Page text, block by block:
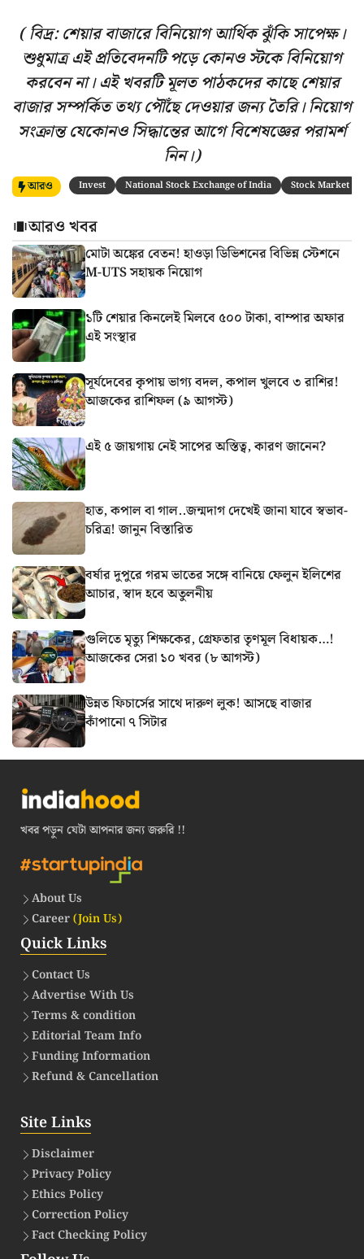
( বিদ্র: শেয়ার বাজারে বিনিয়োগ আর্থিক ঝুঁকি সাপেক্ষ।
শুধুমাত্র এই প্রতিবেদনটি পড়ে কোনও স্টকে বিনিয়োগ
করবেন না। এই খবরটি মূলত পাঠকদের কাছে শেয়ার
বাজার সম্পর্কিত তথ্য পৌঁছে দেওয়ার জন্য তৈরি। নিয়োগ
সংক্রান্ত যেকোনও সিদ্ধান্তের আগে বিশেষজ্ঞের পরামর্শ
নিন।)
আরও Invest National Stock Exchange of India Stock Market
আরও খবর
মোটা অঙ্কের বেতন! হাওড়া ডিভিশনের বিভিন্ন স্টেশনে
M-UTS সহায়ক নিয়োগ
১টি শেয়ার কিনলেই মিলবে ৫০০ টাকা, বাম্পার অফার
এই সংস্থার
সূর্যদেবের কৃপায় ভাগ্য বদল, কপাল খুলবে ৩ রাশির!
আজকের রাশিফল (৯ আগস্ট)
এই ৫ জায়গায় নেই সাপের অস্তিত্ব, কারণ জানেন?
হাত, কপাল বা গাল..জন্মদাগ দেখেই জানা যাবে স্বভাব-
চরিত্র! জানুন বিস্তারিত
বর্ষার দুপুরে গরম ভাতের সঙ্গে বানিয়ে ফেলুন ইলিশের
আচার, স্বাদ হবে অতুলনীয়
গুলিতে মৃত্যু শিক্ষকের, গ্রেফতার তৃণমূল বিধায়ক…!
আজকের সেরা ১০ খবর (৮ আগস্ট)
উন্নত ফিচার্সের সাথে দারুণ লুক! আসছে বাজার
কাঁপানো ৭ সিটার
খবর পড়ুন যেটা আপনার জন্য জরুরি !!
About Us
Career(Join Us)
Quick Links
Contact Us
Advertise With Us
Terms & condition
Editorial Team Info
Funding Information
Refund & Cancellation
Site Links
Disclaimer
Privacy Policy
Ethics Policy
Correction Policy
Fact Checking Policy